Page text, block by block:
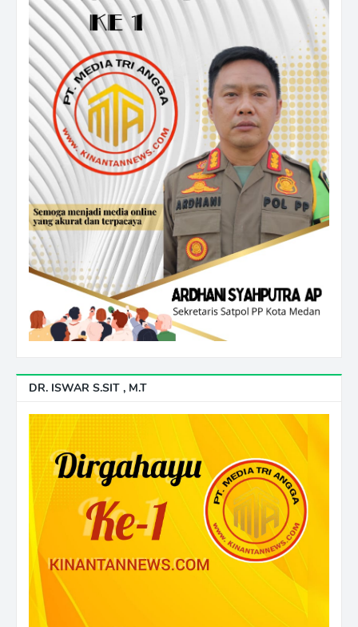
DR. ISWAR S.SIT , M.T